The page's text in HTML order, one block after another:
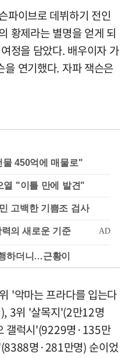
파이브로 데뷔하기 전인
황제라는 별명을 얻게 되
정을 담았다. 배우이자 가
을 연기했다. 자파 잭슨은
450억에 매물로"
열 "이틀 만에 발견"
고백한 기쁨조 검사
하더니…근황이
'악마는 프라다를 입는다
3위 '살목지'(2만12명
갤럭시'(9229명·135만
명·281만명) 순이었